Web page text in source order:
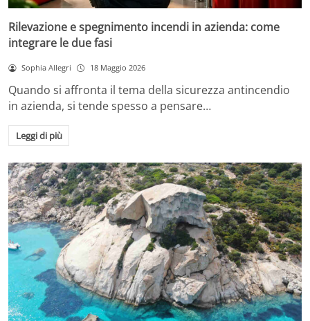
Rilevazione e spegnimento incendi in azienda: come
integrare le due fasi
Sophia Allegri 18 Maggio 2026
Quando si affronta il tema della sicurezza antincendio
in azienda, si tende spesso a pensare…
Leggi di più